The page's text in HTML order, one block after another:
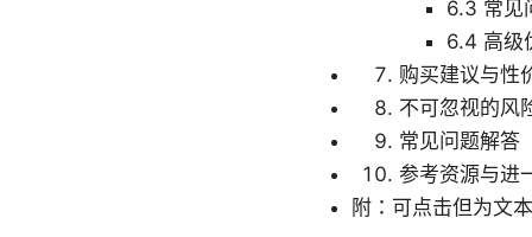
6.3 常见
6.4 高级
购买建议与性
不可忽视的风
常见问题解答
参考资源与进
附：可点击但为文